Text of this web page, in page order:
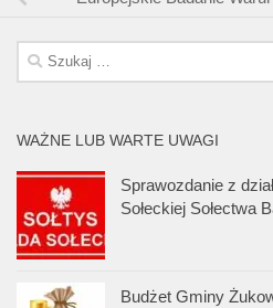
Szukaj:
WAŻNE LUB WARTE UWAGI
Sprawozdanie z
Sołeckiej Sołectwa
Budżet Gminy